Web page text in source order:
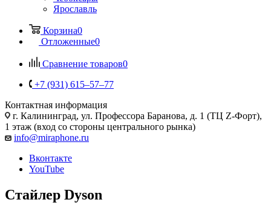
Ярославль
Корзина0
Отложенные0
Сравнение товаров0
+7 (931) 615‒57‒77
Контактная информация
г. Калининград, ул. Профессора Баранова, д. 1 (ТЦ Z-Форт),
1 этаж (вход со стороны центрального рынка)
info@miraphone.ru
Вконтакте
YouTube
Стайлер Dyson